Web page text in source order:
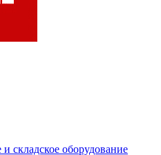
складское оборудование